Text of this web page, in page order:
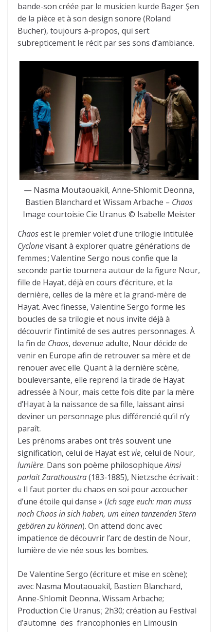
bande-son créée par le musicien kurde Bager Şen
de la pièce et à son design sonore (Roland
Bucher), toujours à-propos, qui sert
subrepticement le récit par ses sons d’ambiance.
— Nasma Moutaouakil, Anne-Shlomit Deonna,
Bastien Blanchard et Wissam Arbache – Chaos
Image courtoisie Cie Uranus © Isabelle Meister
Chaosest le premier volet d’une trilogie intitulée
Cyclonevisant à explorer quatre générations de
femmes ; Valentine Sergo nous confie que la
seconde partie tournera autour de la figure Nour,
fille de Hayat, déjà en cours d’écriture, et la
dernière, celles de la mère et la grand-mère de
Hayat. Avec finesse, Valentine Sergo forme les
boucles de sa trilogie et nous invite déjà à
découvrir l’intimité de ses autres personnages. À
la fin de Chaos, devenue adulte, Nour décide de
venir en Europe afin de retrouver sa mère et de
renouer avec elle. Quant à la dernière scène,
bouleversante, elle reprend la tirade de Hayat
adressée à Nour, mais cette fois dite par la mère
d’Hayat à la naissance de sa fille, laissant ainsi
deviner un personnage plus différencié qu’il n’y
paraît.
Les prénoms arabes ont très souvent une
signification, celui de Hayat estvie, celui de Nour,
lumière. Dans son poème philosophiqueAinsi
parlait Zarathoustra(183-1885), Nietzsche écrivait :
« Il faut porter du chaos en soi pour accoucher
d’une étoile qui danse » (Ich sage euch: man muss
noch Chaos in sich haben, um einen tanzenden Stern
gebären zu können). On attend donc avec
impatience de découvrir l’arc de destin de Nour,
lumière de vie née sous les bombes.
De Valentine Sergo (écriture et mise en scène);
avec Nasma Moutaouakil, Bastien Blanchard,
Anne-Shlomit Deonna, Wissam Arbache;
Production Cie Uranus ; 2h30; création au Festival
d’automne des francophonies en Limousin